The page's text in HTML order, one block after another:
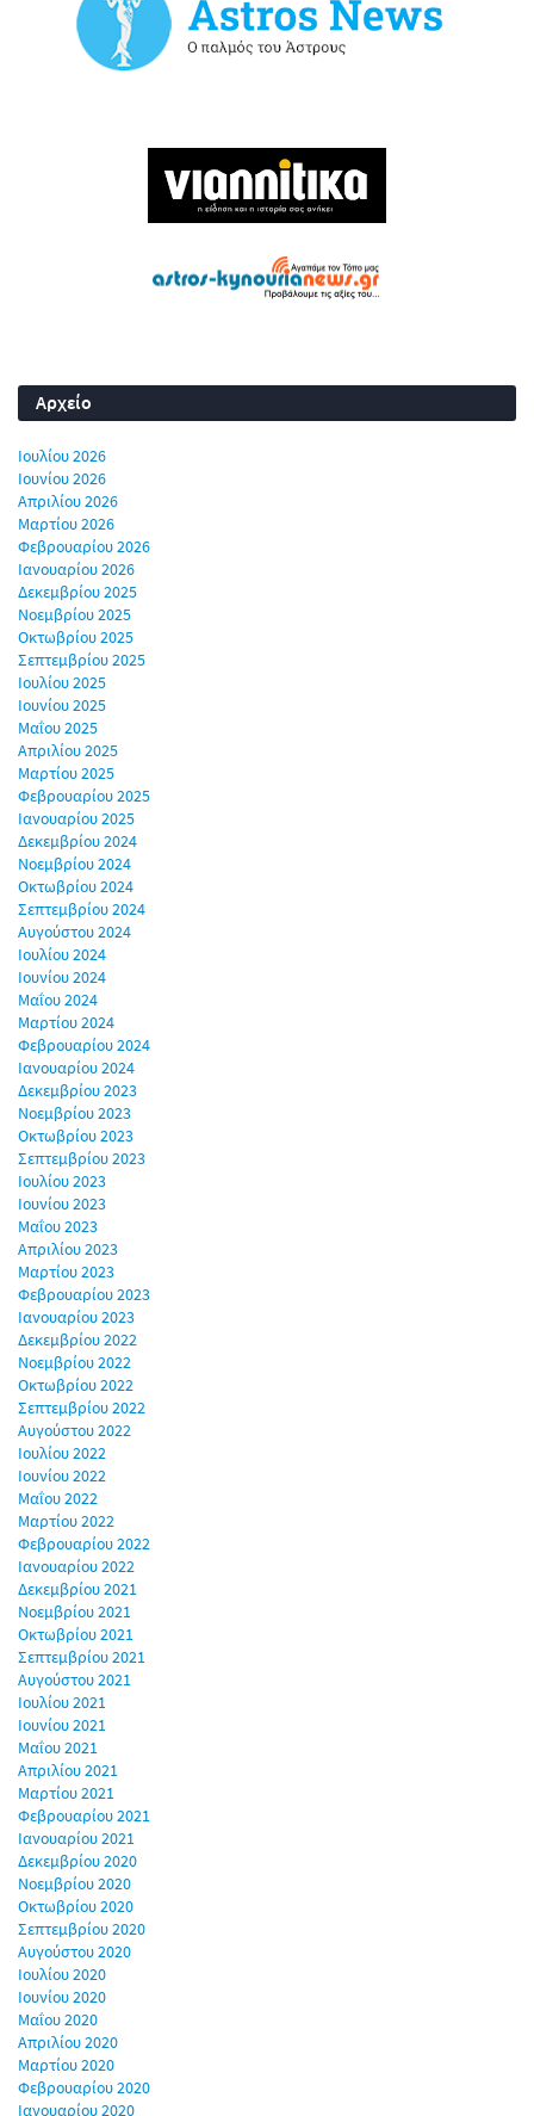
Αρχείο
Ιουλίου 2026
Ιουνίου 2026
Απριλίου 2026
Μαρτίου 2026
Φεβρουαρίου 2026
Ιανουαρίου 2026
Δεκεμβρίου 2025
Νοεμβρίου 2025
Οκτωβρίου 2025
Σεπτεμβρίου 2025
Ιουλίου 2025
Ιουνίου 2025
Μαΐου 2025
Απριλίου 2025
Μαρτίου 2025
Φεβρουαρίου 2025
Ιανουαρίου 2025
Δεκεμβρίου 2024
Νοεμβρίου 2024
Οκτωβρίου 2024
Σεπτεμβρίου 2024
Αυγούστου 2024
Ιουλίου 2024
Ιουνίου 2024
Μαΐου 2024
Μαρτίου 2024
Φεβρουαρίου 2024
Ιανουαρίου 2024
Δεκεμβρίου 2023
Νοεμβρίου 2023
Οκτωβρίου 2023
Σεπτεμβρίου 2023
Ιουλίου 2023
Ιουνίου 2023
Μαΐου 2023
Απριλίου 2023
Μαρτίου 2023
Φεβρουαρίου 2023
Ιανουαρίου 2023
Δεκεμβρίου 2022
Νοεμβρίου 2022
Οκτωβρίου 2022
Σεπτεμβρίου 2022
Αυγούστου 2022
Ιουλίου 2022
Ιουνίου 2022
Μαΐου 2022
Μαρτίου 2022
Φεβρουαρίου 2022
Ιανουαρίου 2022
Δεκεμβρίου 2021
Νοεμβρίου 2021
Οκτωβρίου 2021
Σεπτεμβρίου 2021
Αυγούστου 2021
Ιουλίου 2021
Ιουνίου 2021
Μαΐου 2021
Απριλίου 2021
Μαρτίου 2021
Φεβρουαρίου 2021
Ιανουαρίου 2021
Δεκεμβρίου 2020
Νοεμβρίου 2020
Οκτωβρίου 2020
Σεπτεμβρίου 2020
Αυγούστου 2020
Ιουλίου 2020
Ιουνίου 2020
Μαΐου 2020
Απριλίου 2020
Μαρτίου 2020
Φεβρουαρίου 2020
Ιανουαρίου 2020